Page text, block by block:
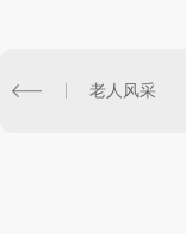
老人风采